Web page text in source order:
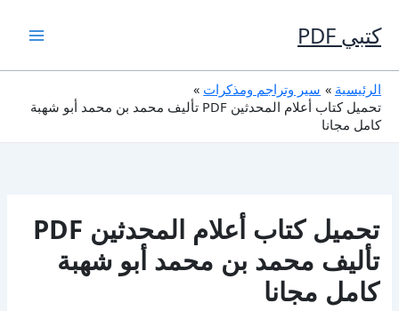
إلى
المحتوى
كتبي PDF
الرئيسية
سير وتراجم ومذكرات
تحميل كتاب أعلام المحدثين PDF تأليف محمد بن محمد أبو شهبة
كامل مجانا
تحميل كتاب أعلام المحدثين PDF
تأليف محمد بن محمد أبو شهبة
كامل مجانا